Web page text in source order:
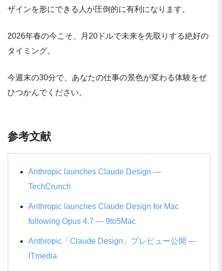
ザインを形にできる人が圧倒的に有利になります。
2026年春の今こそ、月20ドルで未来を先取りする絶好の
タイミング。
今週末の30分で、あなたの仕事の景色が変わる体験をぜ
ひつかんでください。
参考文献
Anthropic launches Claude Design —
TechCrunch
Anthropic launches Claude Design for Mac
following Opus 4.7 — 9to5Mac
Anthropic「Claude Design」プレビュー公開 —
ITmedia